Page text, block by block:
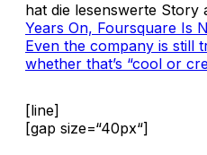
hat die lesenswerte Story
Years On, Foursquare Is
Even the company is still
whether that’s “cool or
[line]
[gap size=“40px“]